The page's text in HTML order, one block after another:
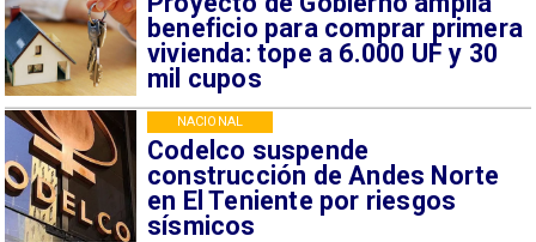
beneficio para comprar primera
vivienda: tope a 6.000 UF y 30
mil cupos
Codelco suspende
construcción de Andes Norte
en El Teniente por riesgos
sísmicos
NACIONAL